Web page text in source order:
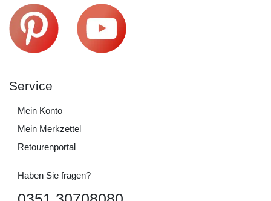
Service
Mein Konto
Mein Merkzettel
Retourenportal
Haben Sie fragen?